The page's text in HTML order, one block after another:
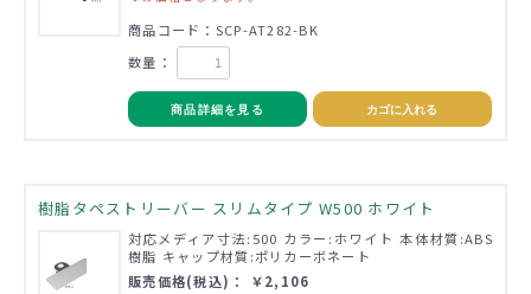
商品コード：SCP-AT282-BK
数量：
商品詳細を見る カゴに入れる
樹脂タペストリーバー スリムタイプ W500 ホワイト
対応メディア寸法:500 カラー:ホワイト 本体材質:ABS
樹脂 キャップ材質:ポリカーボネート
販売価格(税込)： ￥2,106